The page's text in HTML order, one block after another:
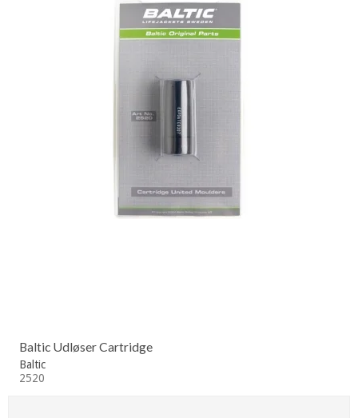
Baltic Udløser Cartridge
Baltic
2520